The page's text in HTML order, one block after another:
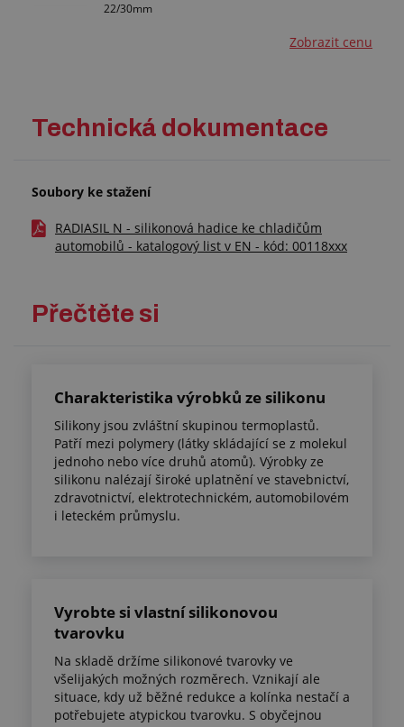
22/30mm
Zobrazit cenu
Technická dokumentace
Soubory ke stažení
RADIASIL N - silikonová hadice ke chladičům
automobilů - katalogový list v EN - kód: 00118xxx
Přečtěte si
Charakteristika výrobků ze silikonu
Silikony jsou zvláštní skupinou termoplastů.
Patří mezi polymery (látky skládající se z molekul
jednoho nebo více druhů atomů). Výrobky ze
silikonu nalézají široké uplatnění ve stavebnictví,
zdravotnictví, elektrotechnickém, automobilovém
i leteckém průmyslu.
Vyrobte si vlastní silikonovou
tvarovku
Na skladě držíme silikonové tvarovky ve
všelijakých možných rozměrech. Vznikají ale
situace, kdy už běžné redukce a kolínka nestačí a
potřebujete atypickou tvarovku. S obyčejnou